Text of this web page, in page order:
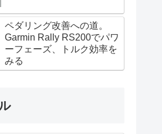
ペダリング改善への道。
Garmin Rally RS200でパワ
ーフェーズ、トルク効率を
みる